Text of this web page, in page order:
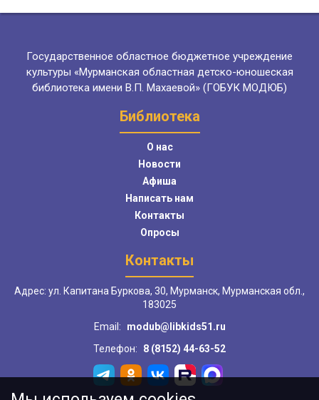
Государственное областное бюджетное учреждение
культуры «Мурманская областная детско-юношеская
библиотека имени В.П. Махаевой» (ГОБУК МОДЮБ)
Библиотека
О нас
Новости
Афиша
Написать нам
Контакты
Опросы
Контакты
Адрес: ул. Капитана Буркова, 30, Мурманск, Мурманская обл.,
183025
Email:
modub@libkids51.ru
Телефон:
8 (8152) 44-63-52